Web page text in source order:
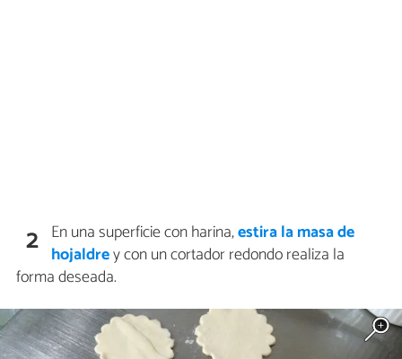
2 En una superficie con harina,estira la masa de
hojaldrey con un cortador redondo realiza la
forma deseada.